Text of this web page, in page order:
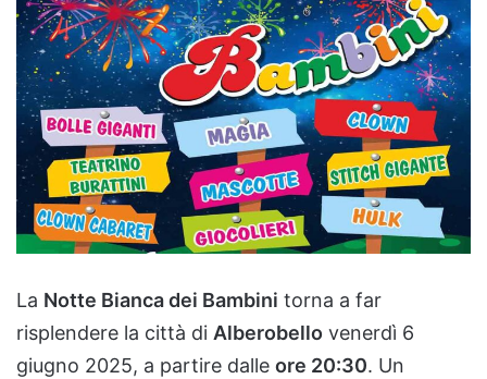
La Notte Bianca dei Bambini torna a far
risplendere la città di Alberobello venerdì 6
giugno 2025, a partire dalle ore 20:30. Un